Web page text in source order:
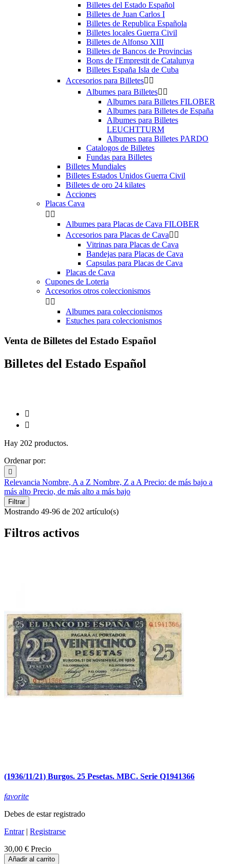
Billetes del Estado Español
Billetes de Juan Carlos I
Billetes de Republica Española
Billetes locales Guerra Civil
Billetes de Alfonso XIII
Billetes de Bancos de Provincias
Bons de l'Emprestit de Catalunya
Billetes España Isla de Cuba
Accesorios para Billetes 
Albumes para Billetes 
Albumes para Billetes FILOBER
Albumes para Billetes de España
Albumes para Billetes
LEUCHTTURM
Albumes para Billetes PARDO
Catalogos de Billetes
Fundas para Billetes
Billetes Mundiales
Billetes Estados Unidos Guerra Civil
Billetes de oro 24 kilates
Acciones
Placas Cava
 
Albumes para Placas de Cava FILOBER
Accesorios para Placas de Cava 
Vitrinas para Placas de Cava
Bandejas para Placas de Cava
Capsulas para Placas de Cava
Placas de Cava
Cupones de Loteria
Accesorios otros coleccionismos
 
Albumes para coleccionismos
Estuches para coleccionismos
Venta de Billetes del Estado Español
Billetes del Estado Español


Hay 202 productos.
Ordenar por:

Relevancia Nombre, A a Z Nombre, Z a A Precio: de más bajo a
más alto Precio, de más alto a más bajo
Filtrar
Mostrando 49-96 de 202 artículo(s)
Filtros activos
(1936/11/21) Burgos. 25 Pesetas. MBC. Serie Q1941366
favorite
Debes de estar registrado
Entrar| Registrarse
30,00 € Precio
Añadir al carrito